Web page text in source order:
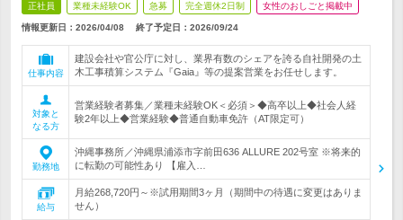
正社員 業種未経験OK 急募 完全週休2日制 女性のおしごと掲載中
情報更新日：2026/04/08 終了予定日： 2026/09/24
仕事内容
建設会社や官公庁に対し、業界有数のシェアを誇る自社開発の土
木工事積算システム『Gaia』等の提案営業をお任せします。
対象と
なる方
営業経験者募集／業種未経験OK＜必須＞◆高卒以上◆社会人経
験2年以上◆営業経験◆普通自動車免許（AT限定可）
勤務地
沖縄事務所／沖縄県浦添市字前田636 ALLURE 202号室 ※将来的
に転勤の可能性あり 【雇入…
給与
月給268,720円～※試用期間3ヶ月（期間中の待遇に変更はありま
せん）